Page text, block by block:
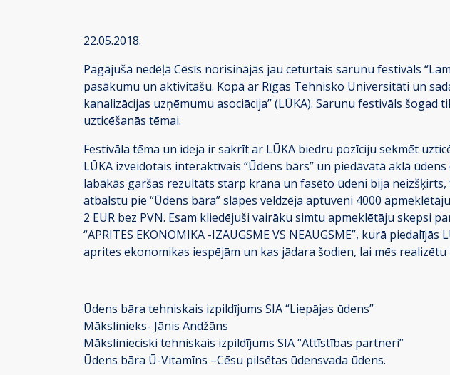
22.05.2018.
Pagājušā nedēļā Cēsīs norisinājās jau ceturtais sarunu festivāls
pasākumu un aktivitāšu. Kopā ar Rīgas Tehnisko Universitāti un
kanalizācijas uzņēmumu asociācija” (LŪKA). Sarunu festivāls
uzticēšanās tēmai.
Festivāla tēma un ideja ir sakrīt ar LŪKA biedru pozīciju sekmēt
LŪKA izveidotais interaktīvais “Ūdens bārs” un piedāvātā aklā
labākās garšas rezultāts starp krāna un fasēto ūdeni bija neizšķirts,
atbalstu pie “Ūdens bāra” slāpes veldzēja aptuveni 4000
2 EUR bez PVN. Esam kliedējuši vairāku simtu apmeklētāju skepsi
“APRITES EKONOMIKA -IZAUGSME VS NEAUGSME”, kurā
aprites ekonomikas iespējām un kas jādara šodien, lai mēs
Ūdens bāra tehniskais izpildījums SIA “Liepājas ūdens”
Mākslinieks- Jānis Andžāns
Mākslinieciski tehniskais izpildījums SIA “Attīstības partneri”
Ūdens bāra Ū-Vitamīns –Cēsu pilsētas ūdensvada ūdens.